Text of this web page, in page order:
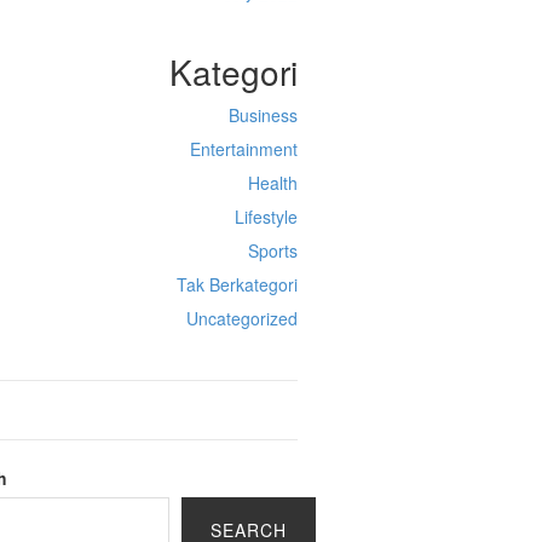
Kategori
Business
Entertainment
Health
Lifestyle
Sports
Tak Berkategori
Uncategorized
SEARCH